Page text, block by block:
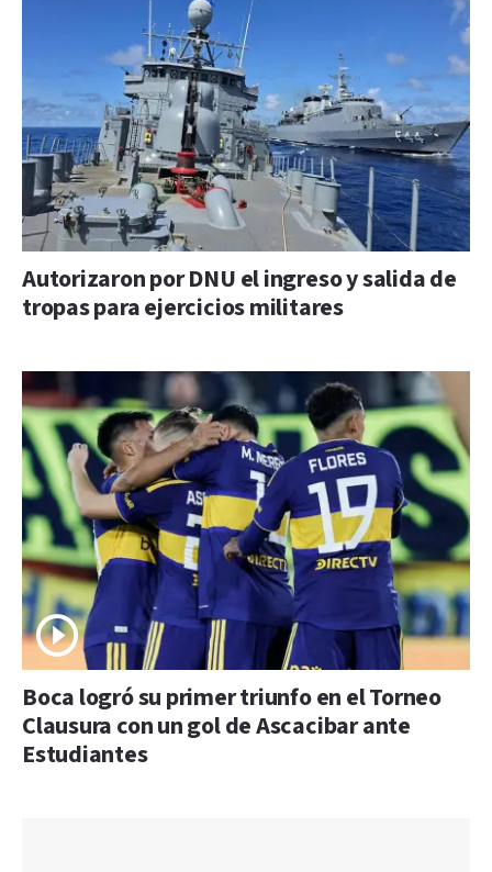
Autorizaron por DNU el ingreso y salida de
tropas para ejercicios militares
Boca logró su primer triunfo en el Torneo
Clausura con un gol de Ascacibar ante
Estudiantes